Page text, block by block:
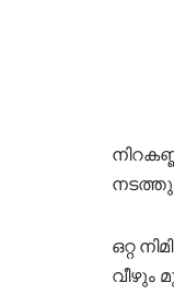
ഒറ്റ
വീഴും